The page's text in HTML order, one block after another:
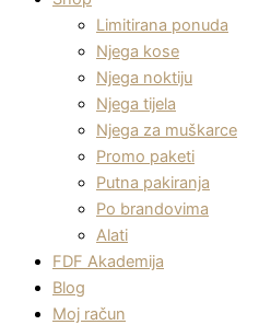
Limitirana ponuda
Njega kose
Njega noktiju
Njega tijela
Njega za muškarce
Promo paketi
Putna pakiranja
Po brandovima
Alati
FDF Akademija
Blog
Moj račun